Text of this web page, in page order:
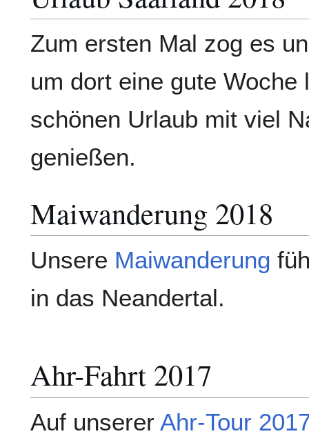
Zum ersten Mal zog es
um dort eine gute Woche
schönen Urlaub mit viel
genießen.
Maiwanderung 2018
Unsere Maiwanderung
in das Neandertal.
Ahr-Fahrt 2017
Auf unserer Ahr-Tour